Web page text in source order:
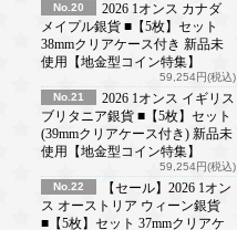
No.20
2026 1オンス カナダ
メイプル銀貨 ■【5枚】セット
38mmクリアケース付き 新品未
使用【地金型コイン特集】
59,254円(税込)
No.21
2026 1オンス イギリス
ブリタニア銀貨 ■【5枚】セット
(39mmクリアケース付き) 新品未
使用【地金型コイン特集】
59,254円(税込)
No.22
【セール】2026 1オン
ス オーストリア ウィーン銀貨
■【5枚】セット 37mmクリアケ